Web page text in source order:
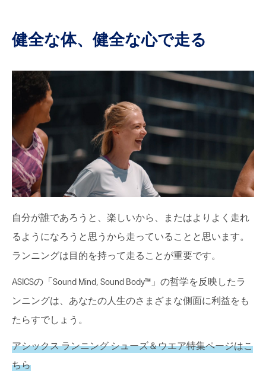
健全な体、健全な心で走る
自分が誰であろうと、楽しいから、またはよりよく走れ
るようになろうと思うから走っていることと思います。
ランニングは目的を持って走ることが重要です。
ASICSの「Sound Mind, Sound Body™」の哲学を反映したラ
ンニングは、あなたの人生のさまざまな側面に利益をも
たらすでしょう。
アシックス ランニング シューズ＆ウエア特集ページはこ
ちら